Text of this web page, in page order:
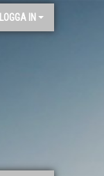
LOGGA IN